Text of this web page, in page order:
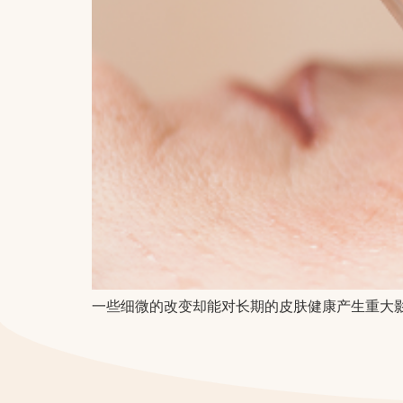
一些细微的改变却能对长期的皮肤健康产生重大